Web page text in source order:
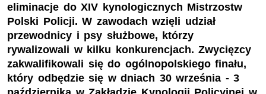
eliminacje do XIV kynologicznych Mistrzostw
Polski Policji. W zawodach wzięli udział
przewodnicy i psy służbowe, którzy
rywalizowali w kilku konkurencjach. Zwycięzcy
zakwalifikowali się do ogólnopolskiego finału,
który odbędzie się w dniach 30 września - 3